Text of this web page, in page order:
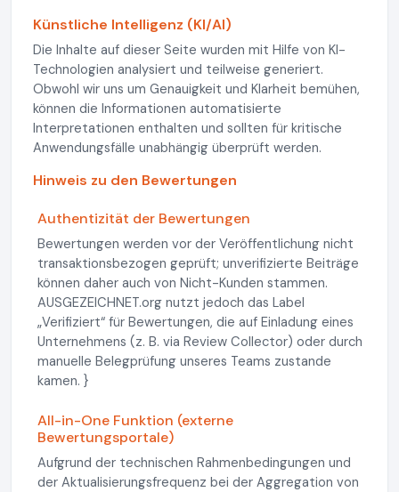
Künstliche Intelligenz (KI/AI)
Die Inhalte auf dieser Seite wurden mit Hilfe von KI-
Technologien analysiert und teilweise generiert.
Obwohl wir uns um Genauigkeit und Klarheit bemühen,
können die Informationen automatisierte
Interpretationen enthalten und sollten für kritische
Anwendungsfälle unabhängig überprüft werden.
Hinweis zu den Bewertungen
Authentizität der Bewertungen
Bewertungen werden vor der Veröffentlichung nicht
transaktionsbezogen geprüft; unverifizierte Beiträge
können daher auch von Nicht-Kunden stammen.
AUSGEZEICHNET.org nutzt jedoch das Label
„Verifiziert“ für Bewertungen, die auf Einladung eines
Unternehmens (z. B. via Review Collector) oder durch
manuelle Belegprüfung unseres Teams zustande
kamen. }
All-in-One Funktion (externe
Bewertungsportale)
Aufgrund der technischen Rahmenbedingungen und
der Aktualisierungsfrequenz bei der Aggregation von